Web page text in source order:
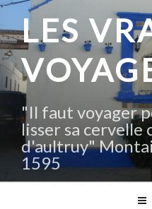
Aller
contenu
principal
LES
"Il faut voyager
lisser sa cervelle
d'aultruy"
1595